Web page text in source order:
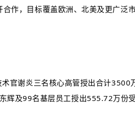
作，目标覆盖欧洲、北美及更广泛市
术官谢炎三名核心高管授出合计
及99名基层员工授出555.72万份